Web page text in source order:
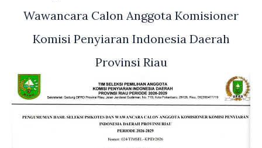
Wawancara Calon Anggota Komisioner
Komisi Penyiaran Indonesia Daerah
Provinsi Riau